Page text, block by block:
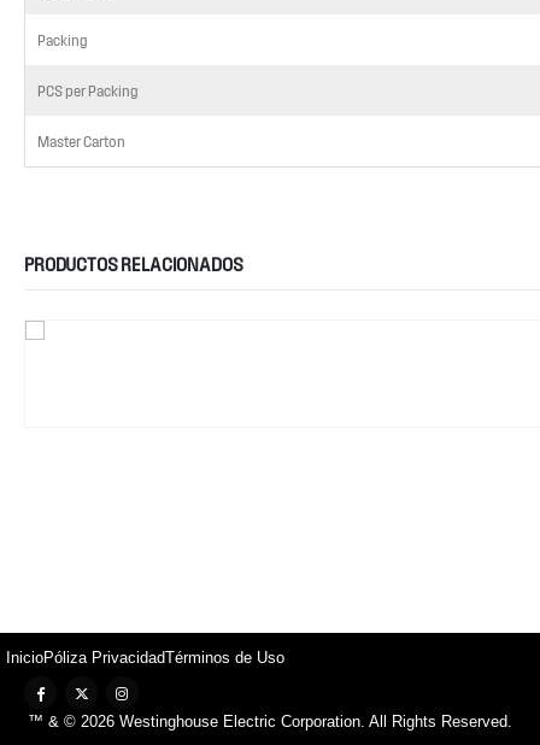
Packing
PCS per Packing
Master Carton
PRODUCTOS RELACIONADOS
InicioPóliza PrivacidadTérminos de Uso
™ & © 2026 Westinghouse Electric Corporation. All Rights Reserved.